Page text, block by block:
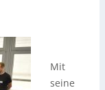
Mit
seine